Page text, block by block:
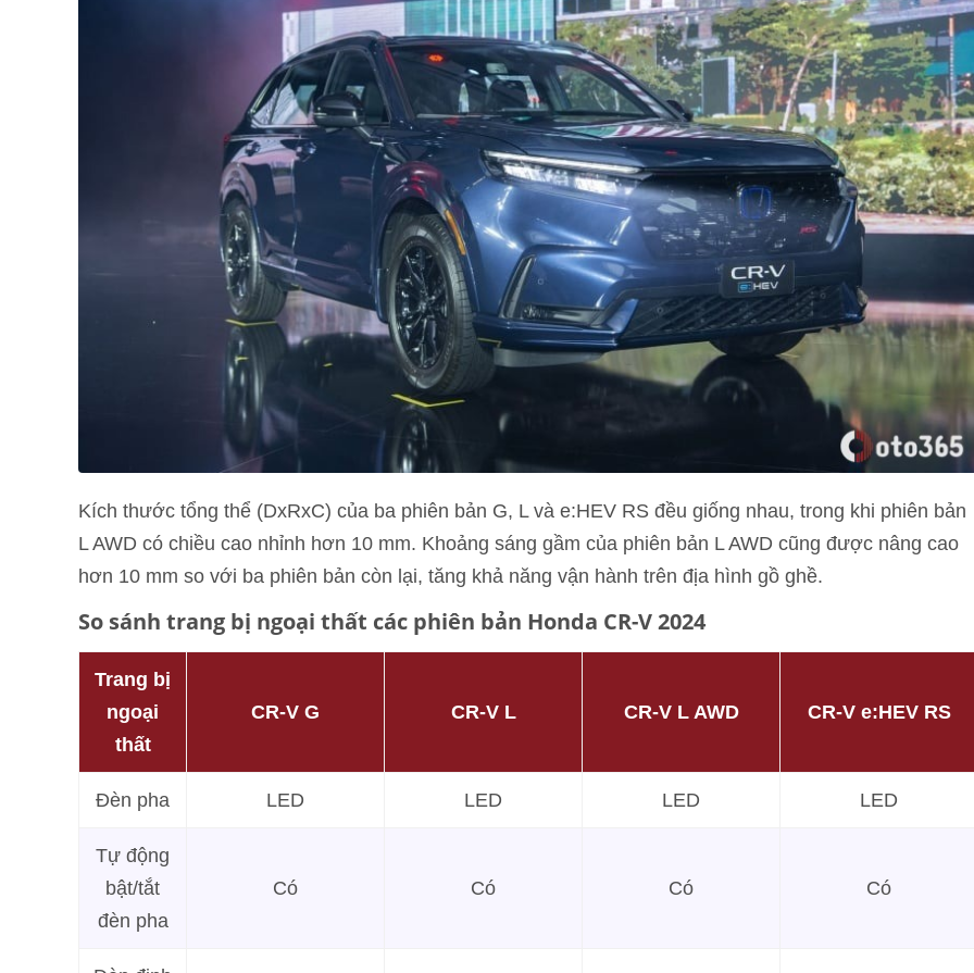
Kích thước tổng thể (DxRxC) của ba phiên bản G, L và e:HEV RS đều giống nhau, trong khi phiên bản
L AWD có chiều cao nhỉnh hơn 10 mm. Khoảng sáng gầm của phiên bản L AWD cũng được nâng cao
hơn 10 mm so với ba phiên bản còn lại, tăng khả năng vận hành trên địa hình gồ ghề.
So sánh trang bị ngoại thất các phiên bản Honda CR-V 2024
Trang bị
ngoại
thất
CR-V G CR-V L CR-V L AWD CR-V e:HEV RS
Đèn pha LED LED LED LED
Tự động
bật/tắt
đèn pha
Có Có Có Có